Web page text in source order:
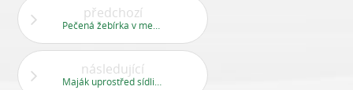
předchozí
následující